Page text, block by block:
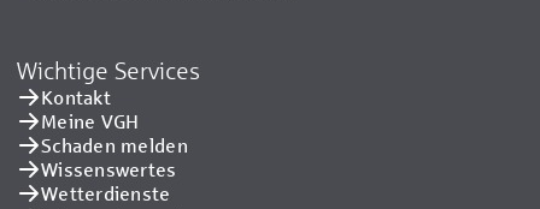
Wichtige Services
Kontakt
Meine VGH
Schaden melden
Wissenswertes
Wetterdienste